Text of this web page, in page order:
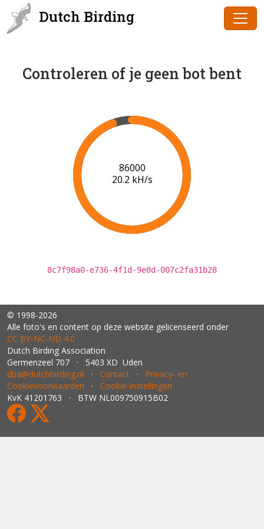
Dutch Birding
Controleren of je geen bot bent
87000
19.5 kH/s
8c7f98a0-e736-4f1d-9e8d-007c2fa31b28
© 1998-2026
Alle foto's en content op deze website gelicenseerd onder
CC BY‑NC‑ND 4.0
Dutch Birding Association
Germenzeel 707 · 5403 XD Uden
dba@dutchbirding.nl · Contact · Privacy- en
Cookievoorwaarden · Cookie-instellingen
KvK 41201763 · BTW NL009750915B02